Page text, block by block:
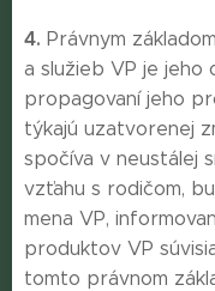
4. Právnym
a služieb VP je jeho
propagovaní jeho
týkajú uzatvorenej
spočíva v neustálej
vzťahu s rodičom,
mena VP,
produktov VP
tomto právnom